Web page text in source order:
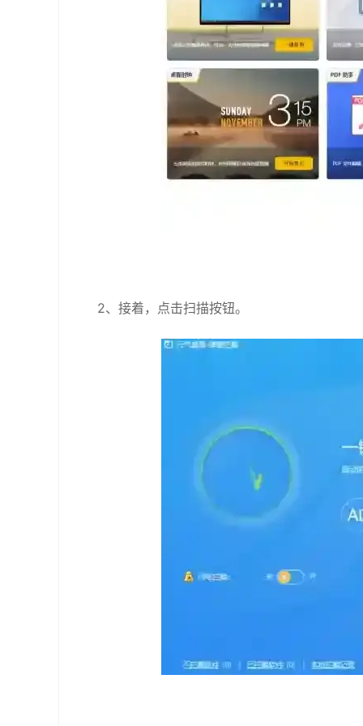
2、接着，点击扫描按钮。